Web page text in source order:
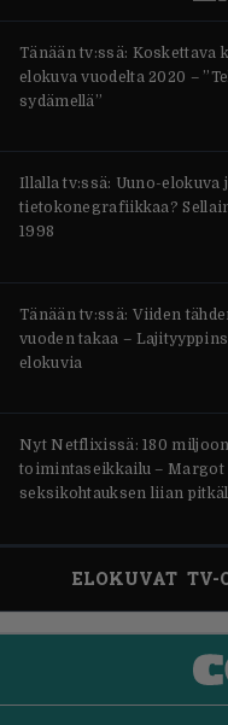
Tänään tv:ssä: Koskettava
elokuva vuodelta 2020 –
sydämellä”
Illalla tv:ssä: Uuno-elokuva
tietokonegrafiikkaa?
1998
Tänään tv:ssä: Viiden
vuoden takaa –
elokuvia
Nyt Netflixissä: 180
toimintaseikkailu – Margot
seksikohtauksen liian
ELOKUVAT TV-